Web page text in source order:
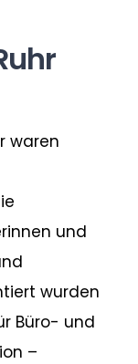
waren
und
wurden
Büro-​ und
–